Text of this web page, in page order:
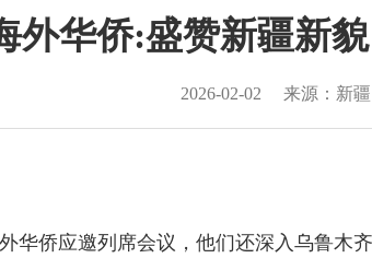
外华侨:盛赞新疆新
2026-02-02 来源：新
华侨应邀列席会议，他们还深入乌鲁木